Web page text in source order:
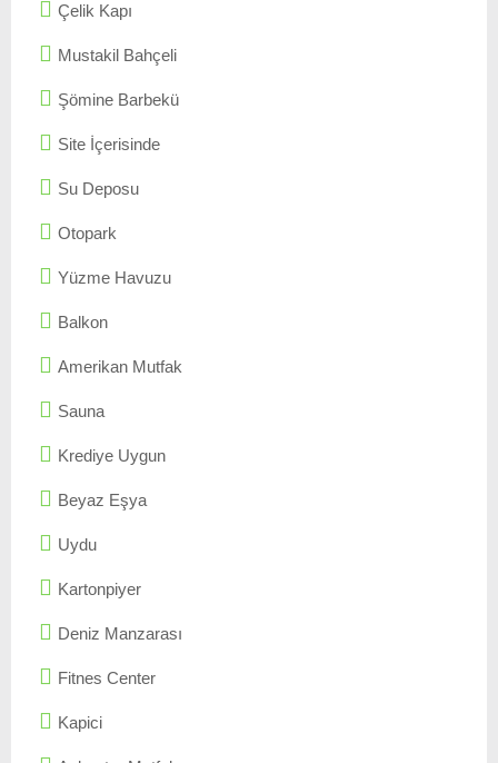
Çelik Kapı
Mustakil Bahçeli
Şömine Barbekü
Site İçerisinde
Su Deposu
Otopark
Yüzme Havuzu
Balkon
Amerikan Mutfak
Sauna
Krediye Uygun
Beyaz Eşya
Uydu
Kartonpiyer
Deniz Manzarası
Fitnes Center
Kapici